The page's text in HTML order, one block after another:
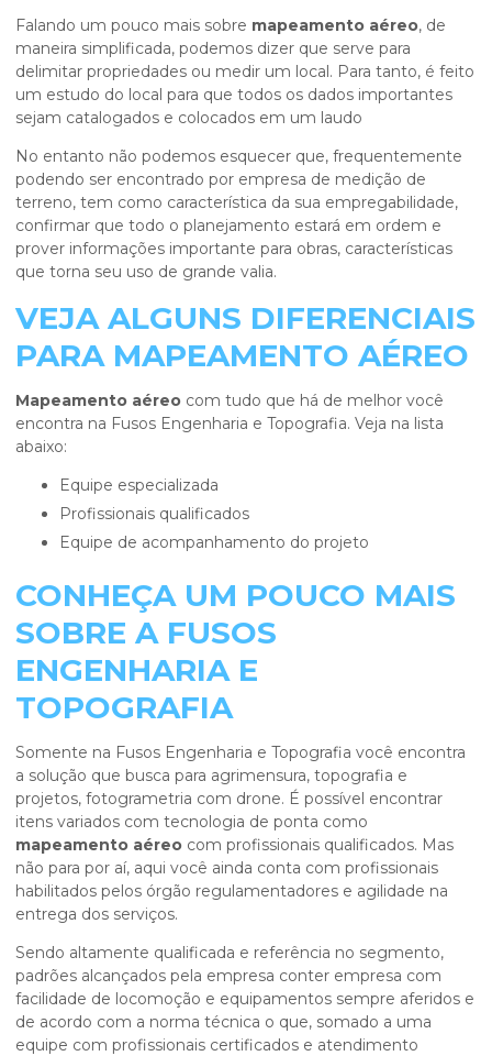
Falando um pouco mais sobre mapeamento aéreo, de
maneira simplificada, podemos dizer que serve para
delimitar propriedades ou medir um local. Para tanto, é feito
um estudo do local para que todos os dados importantes
sejam catalogados e colocados em um laudo
No entanto não podemos esquecer que, frequentemente
podendo ser encontrado por empresa de medição de
terreno, tem como característica da sua empregabilidade,
confirmar que todo o planejamento estará em ordem e
prover informações importante para obras, características
que torna seu uso de grande valia.
VEJA ALGUNS DIFERENCIAIS
PARA MAPEAMENTO AÉREO
Mapeamento aéreo com tudo que há de melhor você
encontra na Fusos Engenharia e Topografia. Veja na lista
abaixo:
equipe especializada
profissionais qualificados
equipe de acompanhamento do projeto
CONHEÇA UM POUCO MAIS
SOBRE A FUSOS
ENGENHARIA E
TOPOGRAFIA
Somente na Fusos Engenharia e Topografia você encontra
a solução que busca para agrimensura, topografia e
projetos, fotogrametria com drone. É possível encontrar
itens variados com tecnologia de ponta como
mapeamento aéreo com profissionais qualificados. Mas
não para por aí, aqui você ainda conta com profissionais
habilitados pelos órgão regulamentadores e agilidade na
entrega dos serviços.
Sendo altamente qualificada e referência no segmento,
padrões alcançados pela empresa conter empresa com
facilidade de locomoção e equipamentos sempre aferidos e
de acordo com a norma técnica o que, somado a uma
equipe com profissionais certificados e atendimento